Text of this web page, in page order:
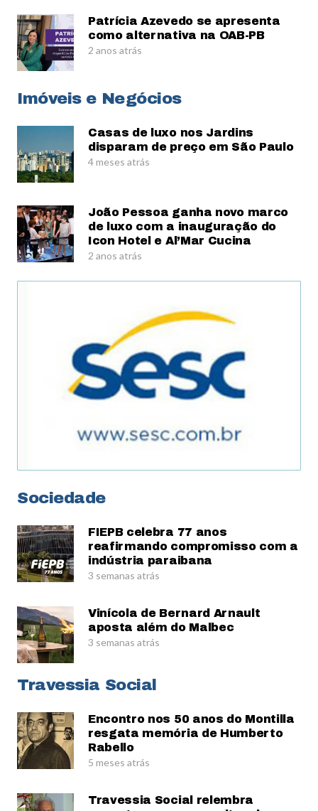
Patrícia Azevedo se apresenta
como alternativa na OAB-PB
2 anos atrás
Imóveis e Negócios
Casas de luxo nos Jardins
disparam de preço em São Paulo
4 meses atrás
João Pessoa ganha novo marco
de luxo com a inauguração do
Icon Hotel e Al’Mar Cucina
2 anos atrás
Sociedade
FIEPB celebra 77 anos
reafirmando compromisso com a
indústria paraibana
3 semanas atrás
Vinícola de Bernard Arnault
aposta além do Malbec
3 semanas atrás
Travessia Social
Encontro nos 50 anos do Montilla
resgata memória de Humberto
Rabello
5 meses atrás
Travessia Social relembra